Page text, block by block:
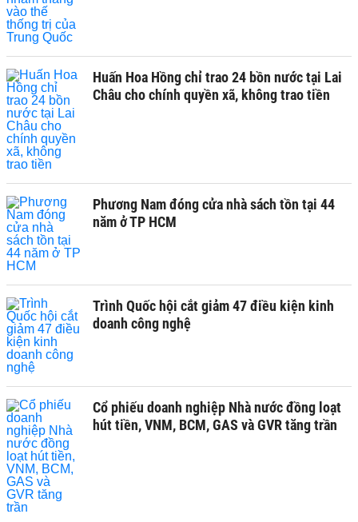
Huấn Hoa Hồng chỉ trao 24 bồn nước tại Lai
Châu cho chính quyền xã, không trao tiền
Phương Nam đóng cửa nhà sách tồn tại 44
năm ở TP HCM
Trình Quốc hội cắt giảm 47 điều kiện kinh
doanh công nghệ
Cổ phiếu doanh nghiệp Nhà nước đồng loạt
hút tiền, VNM, BCM, GAS và GVR tăng trần